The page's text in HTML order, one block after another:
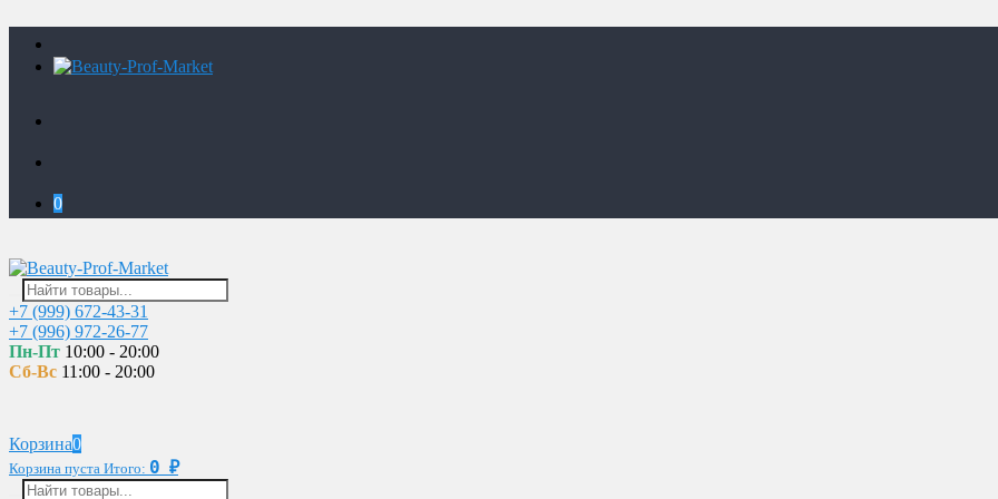
0
+7 (999) 672-43-31
+7 (996) 972-26-77
Пн-Пт 10:00 - 20:00
Сб-Вс 11:00 - 20:00
Корзина0
Корзина пуста Итого: 0 ₽